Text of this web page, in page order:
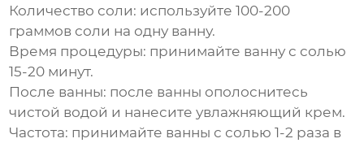
Количество соли: используйте 100-200
граммов соли на одну ванну.
Время процедуры: принимайте ванну с солью
15-20 минут.
После ванны: после ванны ополоснитесь
чистой водой и нанесите увлажняющий крем.
Частота: принимайте ванны с солью 1-2 раза в